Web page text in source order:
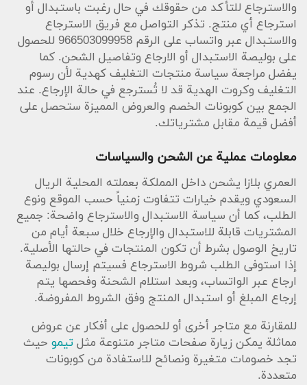
قبل إتمام عملية الشراء تأكد من تحققك من السلع
المسموح استبدالها أو إرجاعها وتوافر كوبونات أخرى قد
تضيف مزايا إضافية. وعند الدفع لا تنس إدخال كود خصم
العمري بلازا رمز (F-QDIKH) للحصول على الخصم المعلن.
استخدام الكوبون بشكل صحيح يساعدك في الحصول على
أسعار أفضل وتجربة تسوق اقتصادية ومريحة من العمري
بلازا.
والاسترجاع للتأكد من حقوقك في حال رغبت باستبدال أو
استرجاع أي منتج. تذكر التواصل مع فريق الاسترجاع
والاستبدال عبر واتساب على الرقم 966503099958 للحصول
على بوليصة الاستبدال أو الارجاع وتفاصيل الشحن. كما
يفضل مراجعة سياسة منتجات التغليف كهدية لأن رسوم
التغليف وكروت الهدية قد لا تُسترجع في حالة الإرجاع. عند
الجمع بين كوبونات الخصم والعروض المميزة ستحصل على
أفضل قيمة مقابل مشترياتك.
معلومات عملية عن الشحن والسياسات
العمري بلازا يشحن داخل المملكة بعملته المحلية الريال
السعودي ويقدم خيارات تتفاوت زمنياً حسب الموقع ونوع
الطلب، كما أن سياسة الاستبدال والاسترجاع واضحة: جميع
المشتريات قابلة للاستبدال والإرجاع خلال سبعة أيام من
تاريخ الوصول بشرط أن تكون المنتجات في حالتها الأصلية.
إذا استوفى الطلب شروط الاسترجاع فسيتم إرسال بوليصة
ارجاع عبر الواتساب، وبعد استلام الشحنة وفحصها يتم
إرجاع المبلغ أو استبدال المنتج وفق الشروط المفروضة.
للمقارنة مع متاجر أخرى أو للحصول على أفكار عن عروض
مماثلة يمكن زيارة صفحات متاجر متنوعة مثل تيمو حيث
تجد خصومات متغيرة ونصائح للاستفادة من كوبونات
متعددة.